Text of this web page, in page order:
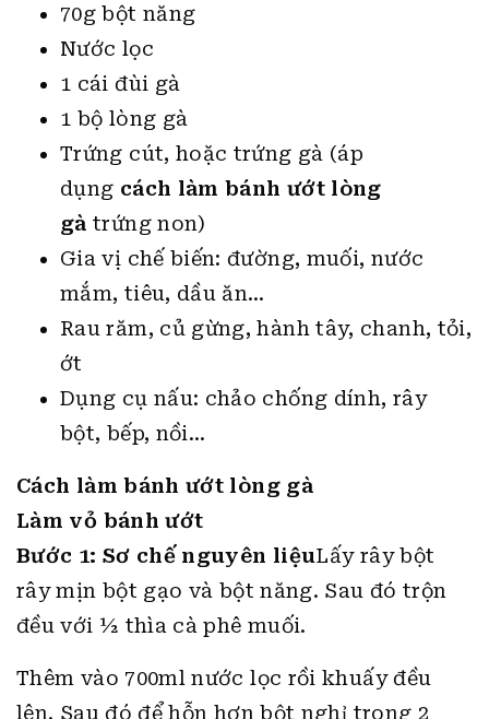
70g bột năng
Nước lọc
1 cái đùi gà
1 bộ lòng gà
Trứng cút, hoặc trứng gà (áp
dụng cách làm bánh ướt lòng
gà trứng non)
Gia vị chế biến: đường, muối, nước
mắm, tiêu, dầu ăn…
Rau răm, củ gừng, hành tây, chanh, tỏi,
ớt
Dụng cụ nấu: chảo chống dính, rây
bột, bếp, nồi…
Cách làm bánh ướt lòng gà
Làm vỏ bánh ướt
Bước 1: Sơ chế nguyên liệuLấy rây bột
rây mịn bột gạo và bột năng. Sau đó trộn
đều với ½ thìa cà phê muối.
Thêm vào 700ml nước lọc rồi khuấy đều
lên. Sau đó để hỗn hợn bột nghỉ trong 2